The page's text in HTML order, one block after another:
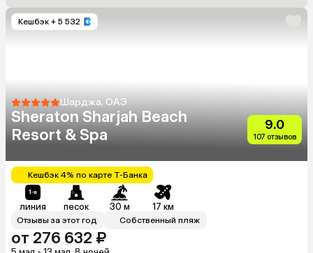
Кешбэк + 5 532
Шарджа, ОАЭ
Sheraton Sharjah Beach
Resort & Spa
9.0
107 отзывов
Кешбэк 4% по карте Т-Банка
линия песок 30 м 17 км
Отзывы за этот год Собственный пляж
от 276 632 ₽